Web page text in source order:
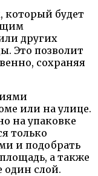
который будет
других
Это позволит
сохраняя
или на улице.
на упаковке
только
и подобрать
а также
один слой.